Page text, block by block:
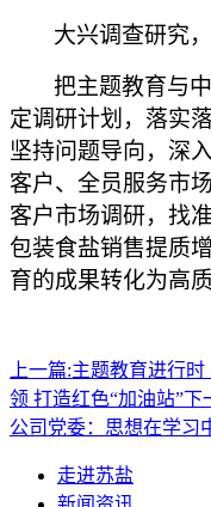
大兴调查研究
把主题教育与
定调研计划，落实
坚持问题导向，深
客户、全员服务市
客户市场调研，找
包装食盐销售提质
育的成果转化为高
上一篇:主题教育进行时
领 打造红色“加油站”下
公司党委：思想在学习
走进苏盐